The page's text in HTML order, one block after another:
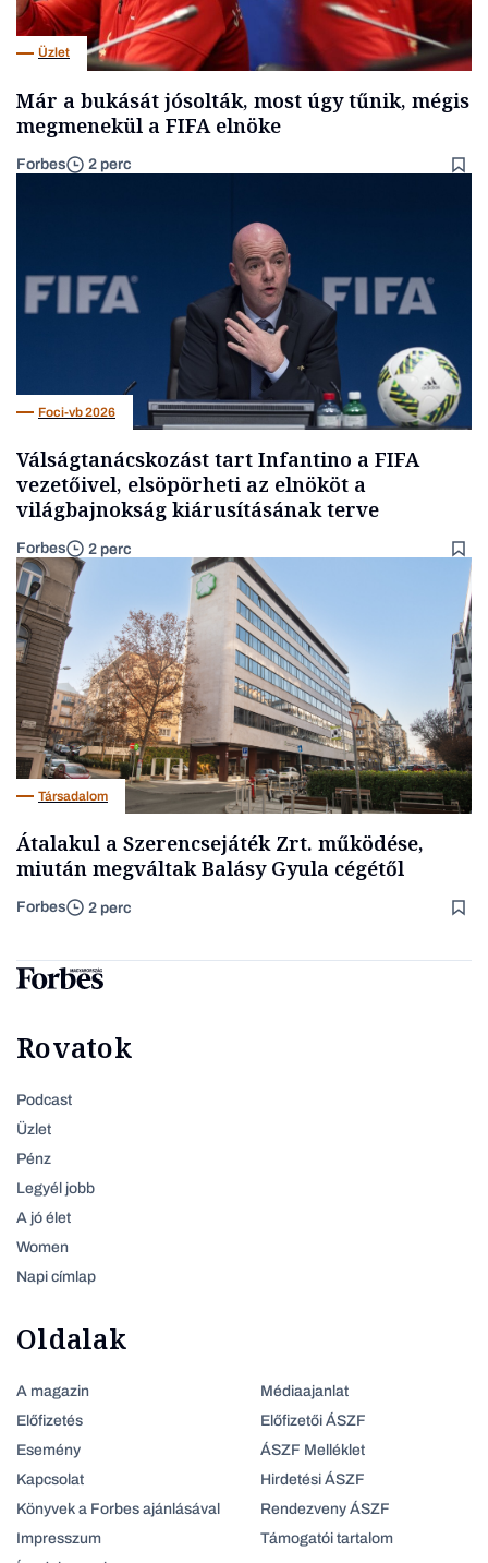
Üzlet
Már a bukását jósolták, most úgy tűnik, mégis
megmenekül a FIFA elnöke
Forbes 2 perc
Foci-vb 2026
Válságtanácskozást tart Infantino a FIFA
vezetőivel, elsöpörheti az elnököt a
világbajnokság kiárusításának terve
Forbes 2 perc
Társadalom
Átalakul a Szerencsejáték Zrt. működése,
miután megváltak Balásy Gyula cégétől
Forbes 2 perc
Rovatok
Podcast
Üzlet
Pénz
Legyél jobb
A jó élet
Women
Napi címlap
Oldalak
A magazin
Előfizetés
Esemény
Kapcsolat
Könyvek a Forbes ajánlásával
Impresszum
Médiaajanlat
Előfizetői ÁSZF
ÁSZF Melléklet
Hirdetési ÁSZF
Rendezveny ÁSZF
Támogatói tartalom